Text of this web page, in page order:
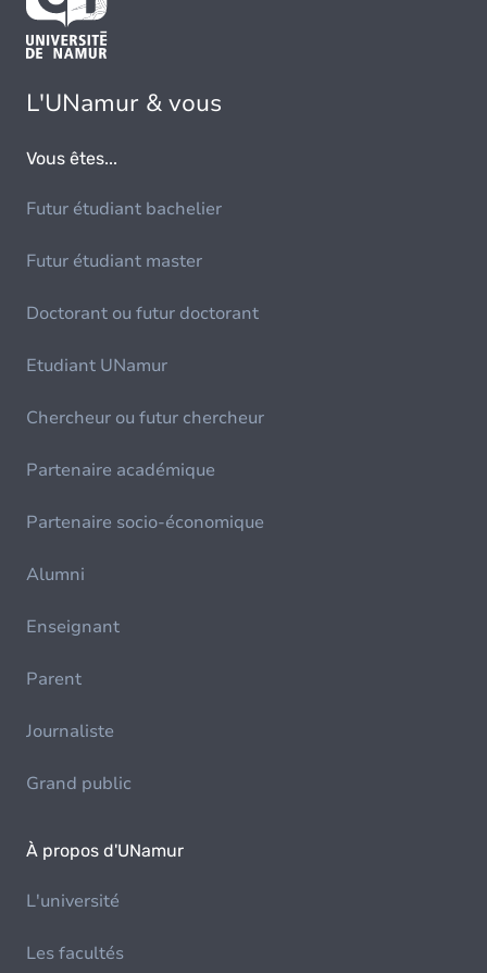
L'UNamur & vous
Vous êtes...
Futur étudiant bachelier
Futur étudiant master
Doctorant ou futur doctorant
Etudiant UNamur
Chercheur ou futur chercheur
Partenaire académique
Partenaire socio-économique
Alumni
Enseignant
Parent
Journaliste
Grand public
À propos d'UNamur
L'université
Les facultés